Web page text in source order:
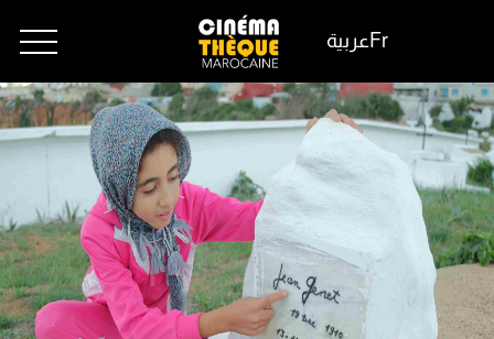
Frعربية